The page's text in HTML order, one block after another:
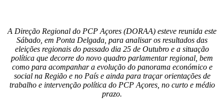
A Direção Regional do PCP Açores (DORAA) esteve reunida este
Sábado, em Ponta Delgada, para analisar os resultados das
eleições regionais do passado dia 25 de Outubro e a situação
política que decorre do novo quadro parlamentar regional, bem
como para acompanhar a evolução do panorama económico e
social na Região e no País e ainda para traçar orientações de
trabalho e intervenção política do PCP Açores, no curto e médio
prazo.